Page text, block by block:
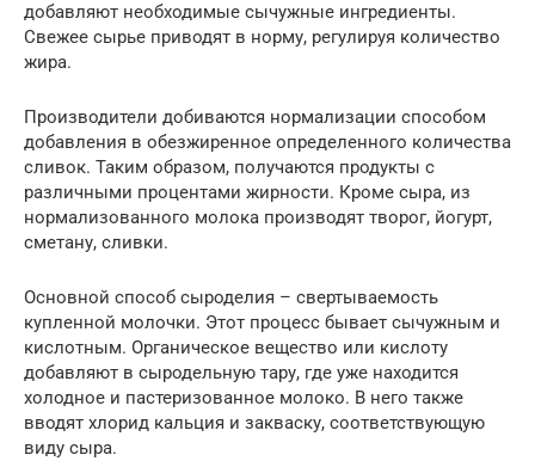
добавляют необходимые сычужные ингредиенты.
Свежее сырье приводят в норму, регулируя количество
жира.
Производители добиваются нормализации способом
добавления в обезжиренное определенного количества
сливок. Таким образом, получаются продукты с
различными процентами жирности. Кроме сыра, из
нормализованного молока производят творог, йогурт,
сметану, сливки.
Основной способ сыроделия – свертываемость
купленной молочки. Этот процесс бывает сычужным и
кислотным. Органическое вещество или кислоту
добавляют в сыродельную тару, где уже находится
холодное и пастеризованное молоко. В него также
вводят хлорид кальция и закваску, соответствующую
виду сыра.